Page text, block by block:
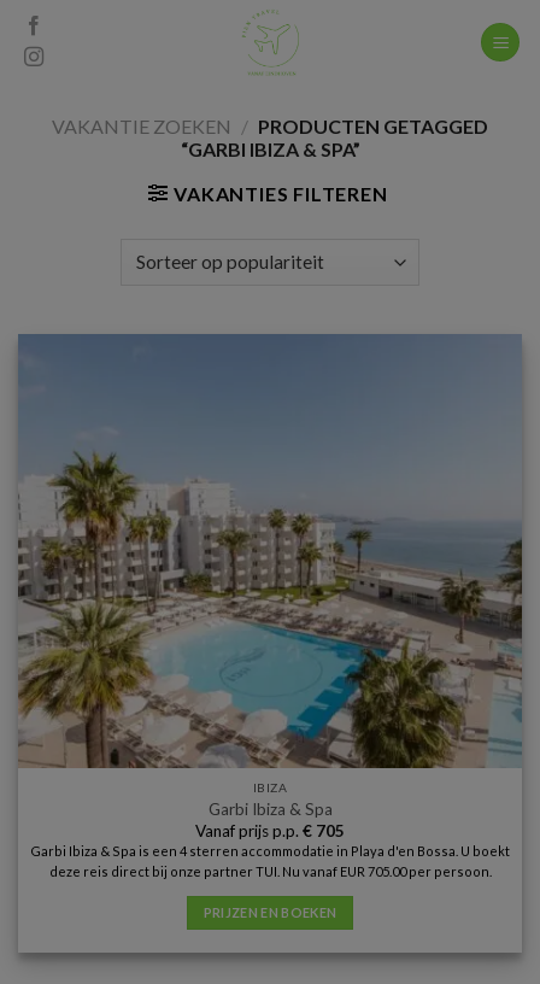
Skip
content
VAKANTIE ZOEKEN / PRODUCTEN GETAGGED
“GARBI IBIZA & SPA”
VAKANTIES FILTEREN
IBIZA
Garbi Ibiza & Spa
Vanaf prijs p.p. € 705
Garbi Ibiza & Spa is een 4 sterren accommodatie in Playa d'en Bossa. U boekt
deze reis direct bij onze partner TUI. Nu vanaf EUR 705.00 per persoon.
PRIJZEN EN BOEKEN